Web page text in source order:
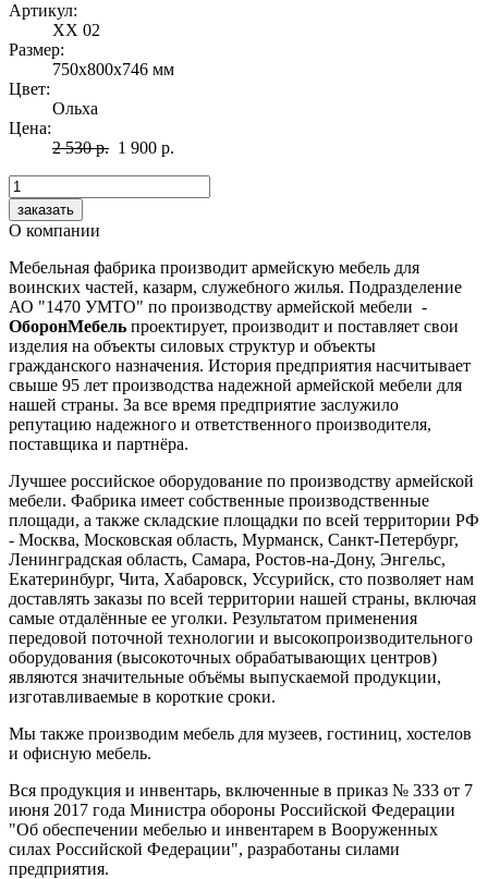
Артикул:
ХХ 02
Размер:
750х800х746 мм
Цвет:
Ольха
Цена:
2 530 р. 1 900 р.
О компании
Мебельная фабрика производит армейскую мебель для
воинских частей, казарм, служебного жилья. Подразделение
АО "1470 УМТО" по производству армейской мебели -
ОборонМебель проектирует, производит и поставляет свои
изделия на объекты силовых структур и объекты
гражданского назначения. История предприятия насчитывает
свыше 95 лет производства надежной армейской мебели для
нашей страны. За все время предприятие заслужило
репутацию надежного и ответственного производителя,
поставщика и партнёра.
Лучшее российское оборудование по производству армейской
мебели. Фабрика имеет собственные производственные
площади, а также складские площадки по всей территории РФ
- Москва, Московская область, Мурманск, Санкт-Петербург,
Ленинградская область, Самара, Ростов-на-Дону, Энгельс,
Екатеринбург, Чита, Хабаровск, Уссурийск, сто позволяет нам
доставлять заказы по всей территории нашей страны, включая
самые отдалённые ее уголки. Результатом применения
передовой поточной технологии и высокопроизводительного
оборудования (высокоточных обрабатывающих центров)
являются значительные объёмы выпускаемой продукции,
изготавливаемые в короткие сроки.
Мы также производим мебель для музеев, гостиниц, хостелов
и офисную мебель.
Вся продукция и инвентарь, включенные в приказ № 333 от 7
июня 2017 года Министра обороны Российской Федерации
"Об обеспечении мебелью и инвентарем в Вооруженных
силах Российской Федерации", разработаны силами
предприятия.